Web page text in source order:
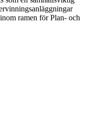
ramen för Plan- och